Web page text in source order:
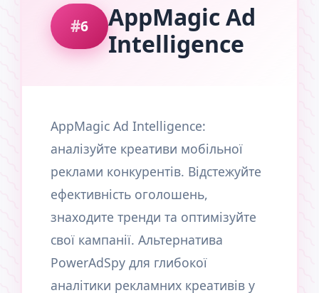
6
AppMagic Ad
Intelligence
AppMagic Ad Intelligence:
аналізуйте креативи мобільної
реклами конкурентів. Відстежуйте
ефективність оголошень,
знаходите тренди та оптимізуйте
свої кампанії. Альтернатива
PowerAdSpy для глибокої
аналітики рекламних креативів у